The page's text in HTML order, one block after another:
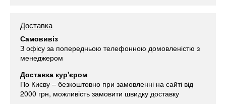
Доставка
Самовивіз
З офісу за попередньою телефонною домовленістю з
менеджером
Доставка кур'єром
По Києву – безкоштовно при замовленні на сайті від
2000 грн, можливість замовити швидку доставку